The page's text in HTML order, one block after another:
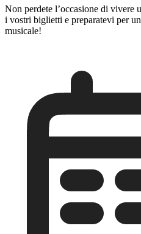
Non perdete l’occasione di vivere
i vostri biglietti e preparatevi per
musicale!